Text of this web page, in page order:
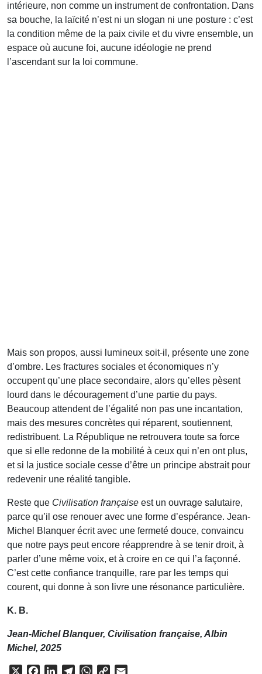
intérieure, non comme un instrument de confrontation. Dans
sa bouche, la laïcité n’est ni un slogan ni une posture : c’est
la condition même de la paix civile et du vivre ensemble, un
espace où aucune foi, aucune idéologie ne prend
l’ascendant sur la loi commune.
Mais son propos, aussi lumineux soit-il, présente une zone
d’ombre. Les fractures sociales et économiques n’y
occupent qu’une place secondaire, alors qu’elles pèsent
lourd dans le découragement d’une partie du pays.
Beaucoup attendent de l’égalité non pas une incantation,
mais des mesures concrètes qui réparent, soutiennent,
redistribuent. La République ne retrouvera toute sa force
que si elle redonne de la mobilité à ceux qui n’en ont plus,
et si la justice sociale cesse d’être un principe abstrait pour
redevenir une réalité tangible.
Reste que Civilisation française est un ouvrage salutaire,
parce qu’il ose renouer avec une forme d’espérance. Jean-
Michel Blanquer écrit avec une fermeté douce, convaincu
que notre pays peut encore réapprendre à se tenir droit, à
parler d’une même voix, et à croire en ce qui l’a façonné.
C’est cette confiance tranquille, rare par les temps qui
courent, qui donne à son livre une résonance particulière.
K. B.
Jean-Michel Blanquer, Civilisation française, Albin
Michel, 2025
X FacebookLinkedInTelegramWhatsApp
Copy